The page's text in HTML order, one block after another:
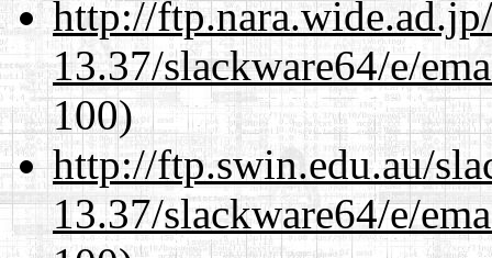
http://
13.37/slackware64/e/
100)
http://ftp.swin.edu.au/
13.37/slackware64/e/